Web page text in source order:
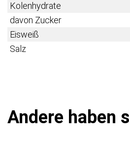
Kolenhydrate
davon Zucker
Eisweiß
Salz
Andere haben